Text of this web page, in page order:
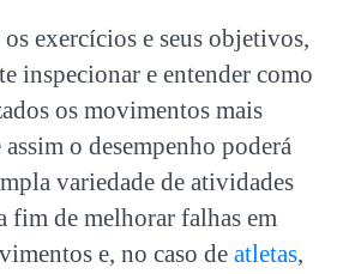
exercícios e seus objetivos,
inspecionar e entender como
os movimentos mais
o desempenho poderá
variedade de atividades
fim de melhorar falhas em
e, no caso de atletas,